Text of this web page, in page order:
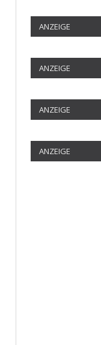
ANZEIGE
ANZEIGE
ANZEIGE
ANZEIGE